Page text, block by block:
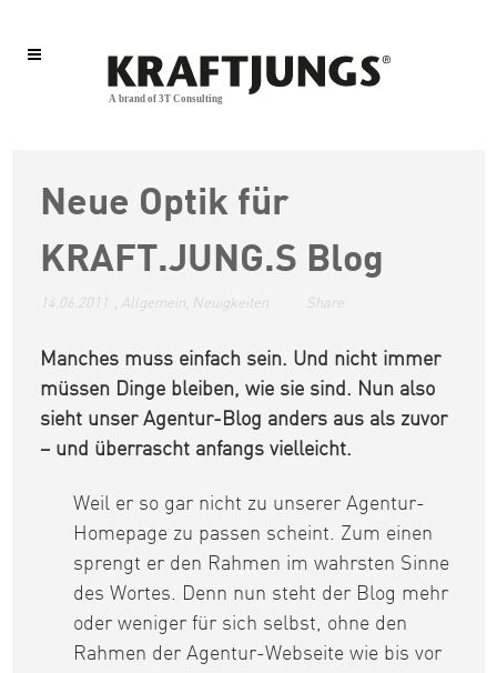
Neue Optik für
KRAFT.JUNG.S Blog
14.06.2011 , Allgemein, Neuigkeiten Share
Manches muss einfach sein. Und nicht immer
müssen Dinge bleiben, wie sie sind. Nun also
sieht unser Agentur-Blog anders aus als zuvor
– und überrascht anfangs vielleicht.
Weil er so gar nicht zu unserer Agentur-
Homepage zu passen scheint. Zum einen
sprengt er den Rahmen im wahrsten Sinne
des Wortes. Denn nun steht der Blog mehr
oder weniger für sich selbst, ohne den
Rahmen der Agentur-Webseite wie bis vor